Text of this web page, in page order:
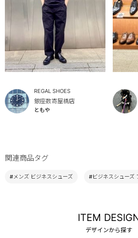
REGAL SHOES
銀座数寄屋橋店
ともや
関連商品タグ
#メンズ ビジネスシューズ #ビジネスシューズ
ITEM
デザインから探す